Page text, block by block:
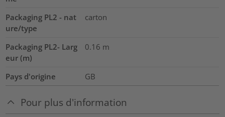
Packaging PL2 - nat
ure/type
carton
Packaging PL2- Larg
eur (m)
0.16 m
Pays d'origine GB
Pour plus d'information